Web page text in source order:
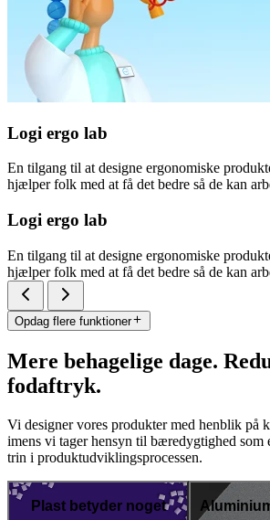
Logi ergo lab
En tilgang til at designe ergonomiske
hjælper folk med at få det bedre så de kan
Logi ergo lab
En tilgang til at designe ergonomiske
hjælper folk med at få det bedre så de kan
Opdag flere funktioner
Mere behagelige dage.
fodaftryk.
Vi designer vores produkter med henblik på
imens vi tager hensyn til bæredygtighed som
trin i produktudviklingsprocessen.
Plast betyder noget